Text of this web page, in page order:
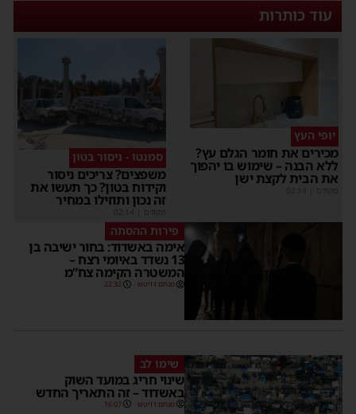
עוד כותרות
יופי העץ
מכירים את חומר הגלם עץ?
ללא הבנה – שימוש בו יהפוך
את הבית לקצת ישן
מקודם
סמנטו - ניסור בטון
משפצים? צריכים ניסור
וקידוח בטון? כך תעשו את
זה נכון ותוזילו במחיר
מקודם
פירות ההסתה
אימה באשדוד: בחור ישיבה בן
13 נשדד באיומי רצח –
המשטרה הקימה צח”מ
מנחם דויטש 22:32
שימו לב
שינוי חריג במועד השוק
באשדוד – זה התאריך החדש
מנחם דויטש 16:07